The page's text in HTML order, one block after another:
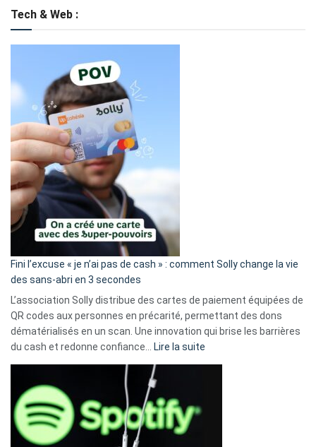
Tech & Web :
Fini l’excuse « je n’ai pas de cash » : comment Solly change la vie
des sans-abri en 3 secondes
L’association Solly distribue des cartes de paiement équipées de
QR codes aux personnes en précarité, permettant des dons
dématérialisés en un scan. Une innovation qui brise les barrières
du cash et redonne confiance…
Lire la suite